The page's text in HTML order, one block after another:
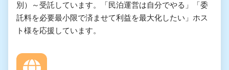
別）～受託しています。「民泊運営は自分でやる」「委
託料を必要最小限で済ませて利益を最大化したい」ホス
ト様を応援しています。